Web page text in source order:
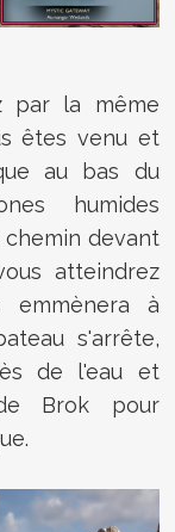
par la même
êtes venu et
au bas du
humides
chemin devant
atteindrez
emmènera à
s'arrête,
de l'eau et
Brok pour